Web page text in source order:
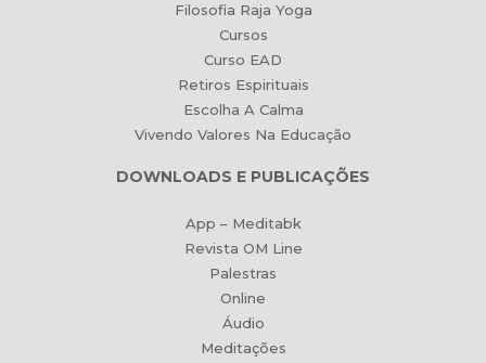
Filosofia Raja Yoga
Cursos
Curso EAD
Retiros Espirituais
Escolha A Calma
Vivendo Valores Na Educação
DOWNLOADS E PUBLICAÇÕES
App – Meditabk
Revista OM Line
Palestras
Online
Áudio
Meditações